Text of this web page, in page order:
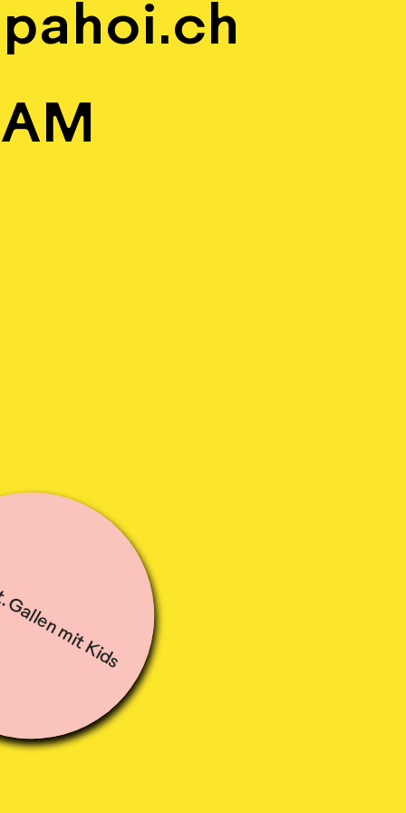
mit Kids